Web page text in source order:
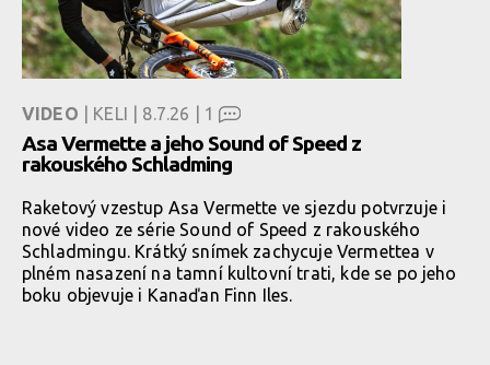
VIDEO | KELI | 8.7.26 | 1
Asa Vermette a jeho Sound of Speed z
rakouského Schladming
Raketový vzestup Asa Vermette ve sjezdu potvrzuje i
nové video ze série Sound of Speed z rakouského
Schladmingu. Krátký snímek zachycuje Vermettea v
plném nasazení na tamní kultovní trati, kde se po jeho
boku objevuje i Kanaďan Finn Iles.